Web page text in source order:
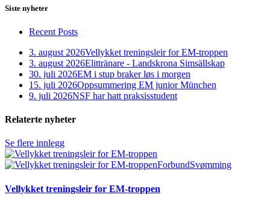
Siste nyheter
Recent Posts
3. august 2026Vellykket treningsleir for EM-troppen
3. august 2026Elittränare - Landskrona Simsällskap
30. juli 2026EM i stup braker løs i morgen
15. juli 2026Oppsummering EM junior München
9. juli 2026NSF har hatt praksisstudent
Relaterte nyheter
Se flere innlegg
ForbundSvømming
Vellykket treningsleir for EM-troppen